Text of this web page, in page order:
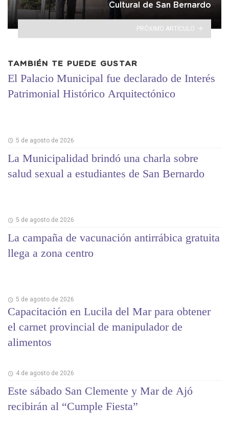
Cultural de San Bernardo
PRÓXIMO ARTÍCULO
TAMBIÉN TE PUEDE GUSTAR
El Palacio Municipal fue declarado de Interés
Patrimonial Histórico Arquitectónico
5 de agosto de 2026
La Municipalidad brindó una charla sobre
salud sexual a estudiantes de San Bernardo
5 de agosto de 2026
La campaña de vacunación antirrábica gratuita
llega a zona centro
5 de agosto de 2026
Capacitación en Lucila del Mar para obtener
el carnet provincial de manipulador de
alimentos
4 de agosto de 2026
Este sábado San Clemente y Mar de Ajó
recibirán al “Cumple Fiesta”